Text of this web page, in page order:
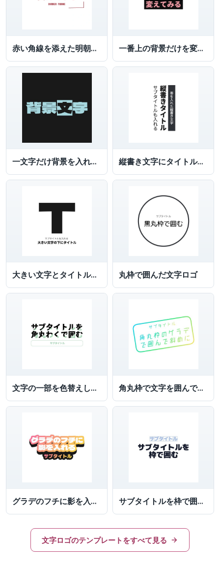
赤い角線を添えた明朝文字 一番上の背景だけを変えた文字ロゴ
一文字だけ背景を入れた文字 縦書き文字にタイトル、サブタイトルを入れる
大きい文字とタイトルを付けた文字ロゴ 丸枠で囲んだ文字ロゴ
文字の一部を色替えしサブタイトルを角丸枠で囲んだ文字ロゴ 角丸枠で文字を囲んでグラデーションにした文字ロゴ
グラデのフチに影を入れてラノベ風タイトルにしたロゴ サブタイトルを枠で囲んだ文字
文字ロゴのテンプレートをすべて見る